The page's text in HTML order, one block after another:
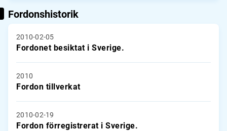
Fordonshistorik
2010-02-05
Fordonet besiktat i Sverige.
2010
Fordon tillverkat
2010-02-19
Fordon förregistrerat i Sverige.